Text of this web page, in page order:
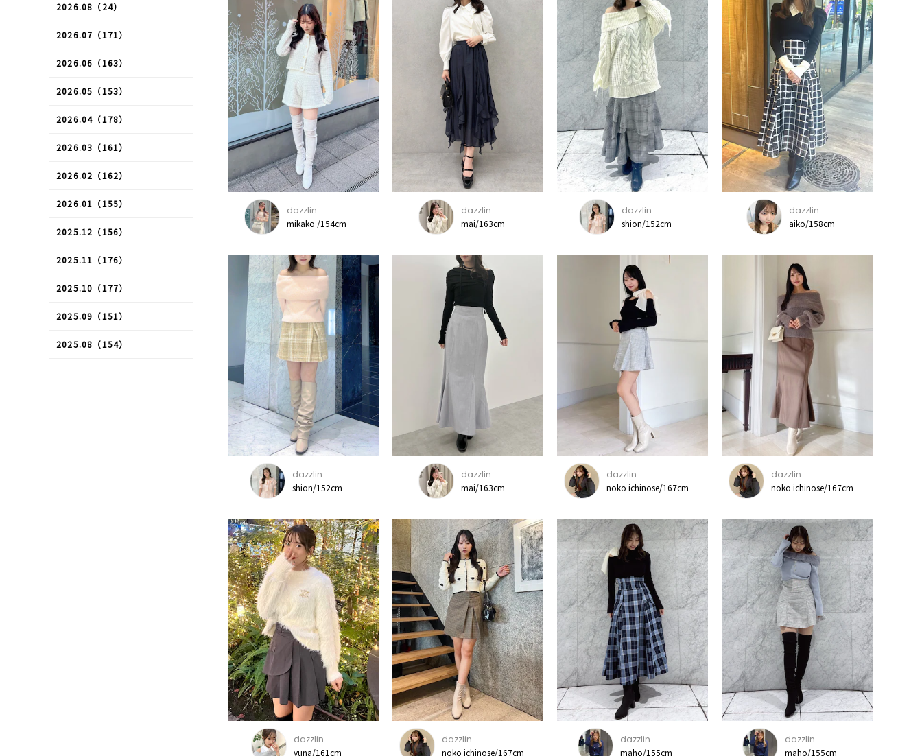
dazzlin
mikako /154cm
dazzlin
mai/163cm
dazzlin
shion/152cm
dazzlin
aiko/158cm
dazzlin
shion/152cm
dazzlin
mai/163cm
dazzlin
noko ichinose/167cm
dazzlin
noko ichinose/167cm
dazzlin
yuna/161cm
dazzlin
noko ichinose/167cm
dazzlin
maho/155cm
dazzlin
maho/155cm
2026.08（24）
2026.07（171）
2026.06（163）
2026.05（153）
2026.04（178）
2026.03（161）
2026.02（162）
2026.01（155）
2025.12（156）
2025.11（176）
2025.10（177）
2025.09（151）
2025.08（154）